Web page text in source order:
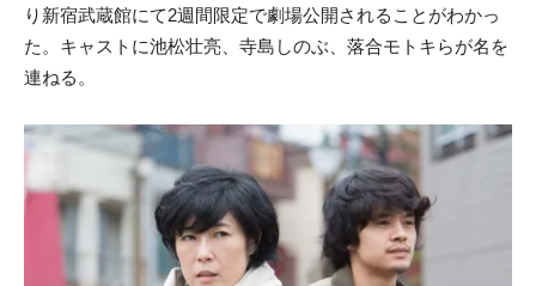
り新宿武蔵館にて2週間限定で劇場公開されることがわかっ
た。キャストに池松壮亮、寺島しのぶ、落合モトキらが名を
連ねる。